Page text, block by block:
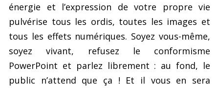
énergie et l’expression de votre propre vie
pulvérise tous les ordis, toutes les images et
tous les effets numériques. Soyez vous-même,
soyez vivant, refusez le conformisme
PowerPoint et parlez librement : au fond, le
public n’attend que ça ! Et il vous en sera